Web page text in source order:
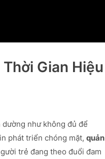
Gian Hiệu
dường như không đủ để
phát triển chóng mặt, quản
trẻ đang theo đuổi đam